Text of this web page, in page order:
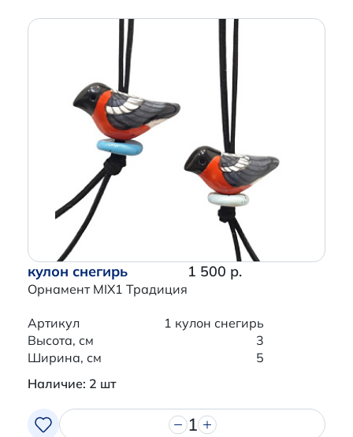
кулон снегирь
Орнамент MIX1 Традиция
1 500 р.
Артикул
1 кулон снегирь
Высота, см
3
Ширина, см
5
Наличие: 2 шт
1